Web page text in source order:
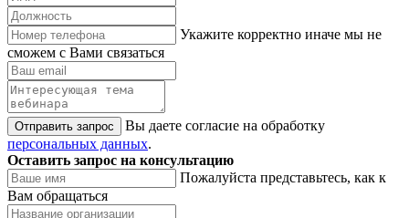
Укажите корректно иначе мы не
сможем с Вами связаться
Отправить запрос
Вы даете согласие на обработку
персональных данных.
Оставить запрос на консультацию
Пожалуйста представьтесь, как к
Вам обращаться